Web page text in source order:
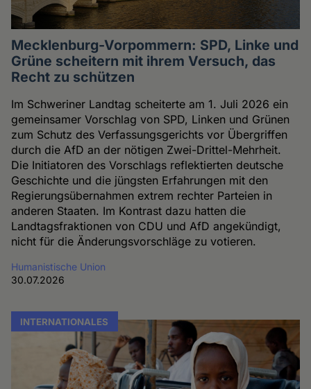
Mecklenburg-Vorpommern: SPD, Linke und
Grüne scheitern mit ihrem Versuch, das
Recht zu schützen
Im Schweriner Landtag scheiterte am 1. Juli 2026 ein
gemeinsamer Vorschlag von SPD, Linken und Grünen
zum Schutz des Verfassungsgerichts vor Übergriffen
durch die AfD an der nötigen Zwei-Drittel-Mehrheit.
Die Initiatoren des Vorschlags reflektierten deutsche
Geschichte und die jüngsten Erfahrungen mit den
Regierungsübernahmen extrem rechter Parteien in
anderen Staaten. Im Kontrast dazu hatten die
Landtagsfraktionen von CDU und AfD angekündigt,
nicht für die Änderungsvorschläge zu votieren.
Humanistische Union
30.07.2026
INTERNATIONALES